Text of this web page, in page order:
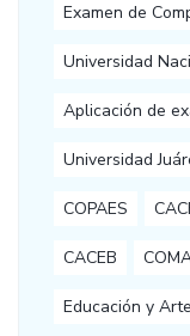
Examen de
Universidad
Aplicación de
Universidad
COPAES
CACEB
Educación y